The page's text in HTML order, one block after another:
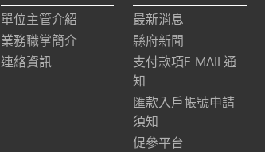
單位主管介紹
業務職掌簡介
連絡資訊
最新消息
縣府新聞
支付款項E-MAIL通
知
匯款入戶帳號申請
須知
促參平台